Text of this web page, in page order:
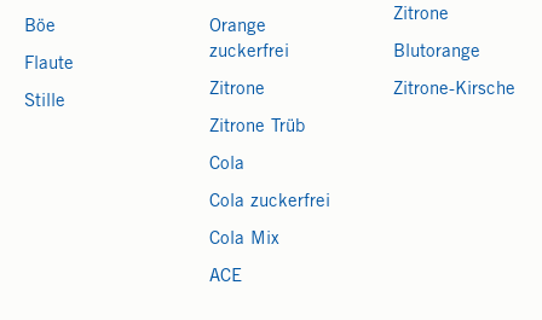
Böe
Flaute
Stille
Orange
zuckerfrei
Zitrone
Zitrone Trüb
Cola
Cola zuckerfrei
Cola Mix
ACE
Zitrone
Blutorange
Zitrone-Kirsche